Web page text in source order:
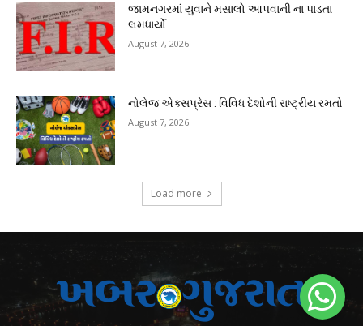
જામનગરમાં યુવાને મસાલો આપવાની ના પાડતા
લમધાર્યો
August 7, 2026
નોલેજ એક્સપ્રેસ : વિવિધ દેશોની રાષ્ટ્રીય રમતો
August 7, 2026
Load more